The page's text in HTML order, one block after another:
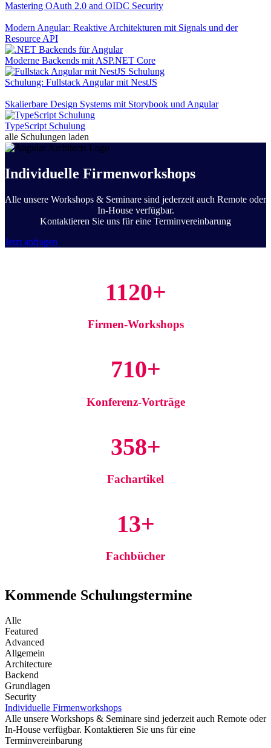
Mastering OAuth 2.0 and OIDC Security
Modern Angular: Reaktive Architekturen mit Signals und der
Resource API
Moderne Backends mit ASP.NET Core
Schulung: Fullstack Angular mit NestJS
Skalierbare Design Systems mit Storybook und Angular
TypeScript Schulung
alle Schulungen laden
Individuelle Firmenworkshops
Alle unsere Workshops & Seminare sind jederzeit auch Remote oder
In-House verfügbar.
Kontaktieren Sie uns für eine Terminvereinbarung
Jetzt anfragen
1120+
Firmen-Workshops
710+
Konferenz-Vorträge
358+
Fachartikel
13+
Fachbücher
Kommende Schulungstermine
Alle
Featured
Advanced
Allgemein
Architecture
Backend
Grundlagen
Security
Individuelle Firmenworkshops
Alle unsere Workshops & Seminare sind jederzeit auch Remote oder
In-House verfügbar. Kontaktieren Sie uns für eine
Terminvereinbarung